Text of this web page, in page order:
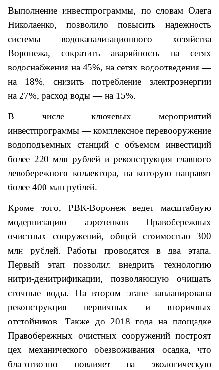
Выполнение инвестпрограммы, по словам Олега
Николаенко, позволило повысить надежность
системы водоканализационного хозяйства
Воронежа, сократить аварийность на сетях
водоснабжения на 45%, на сетях водоотведения —
на 18%, снизить потребление электроэнергии
на 27%, расход воды — на 15%.
В числе ключевых мероприятий
инвестпрограммы — комплексное перевооружение
водоподъемных станций с объемом инвестиций
более 220 млн рублей и реконструкция главного
левобережного коллектора, на которую направят
более 400 млн рублей.
Кроме того, РВК-Воронеж ведет масштабную
модернизацию аэротенков Правобережных
очистных сооружений, общей стоимостью 300
млн рублей. Работы проводятся в два этапа.
Первый этап позволил внедрить технологию
нитри-денитрификации, позволяющую очищать
сточные воды. На втором этапе запланирована
реконструкция первичных и вторичных
отстойников. Также до 2018 года на площадке
Правобережных очистных сооружений построят
цех механического обезвоживания осадка, что
благотворно повлияет на экологическую